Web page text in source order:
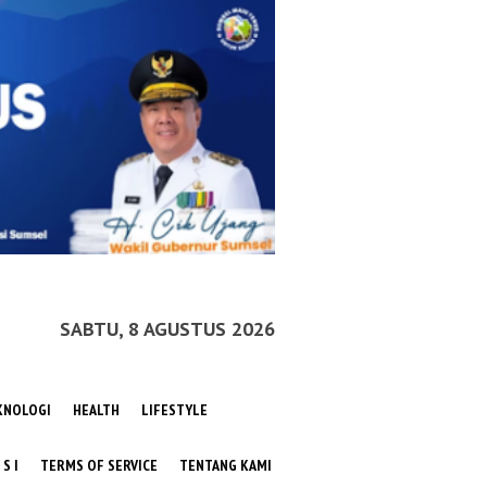
SABTU, 8 AGUSTUS 2026
HEALTH LIFESTYLE
S I TERMS OF SERVICE TENTANG KAMI